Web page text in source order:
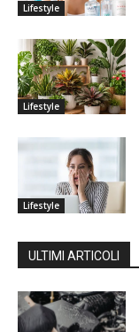
Lifestyle
Lifestyle
Lifestyle
ULTIMI ARTICOLI